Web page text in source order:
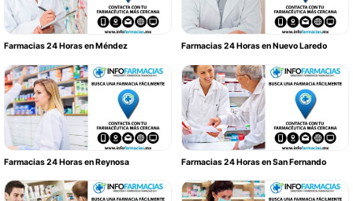
Farmacias 24 Horas en Méndez Farmacias 24 Horas en Nuevo Laredo
Farmacias 24 Horas en Reynosa Farmacias 24 Horas en San Fernando